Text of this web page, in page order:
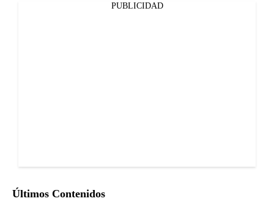
PUBLICIDAD
Últimos Contenidos